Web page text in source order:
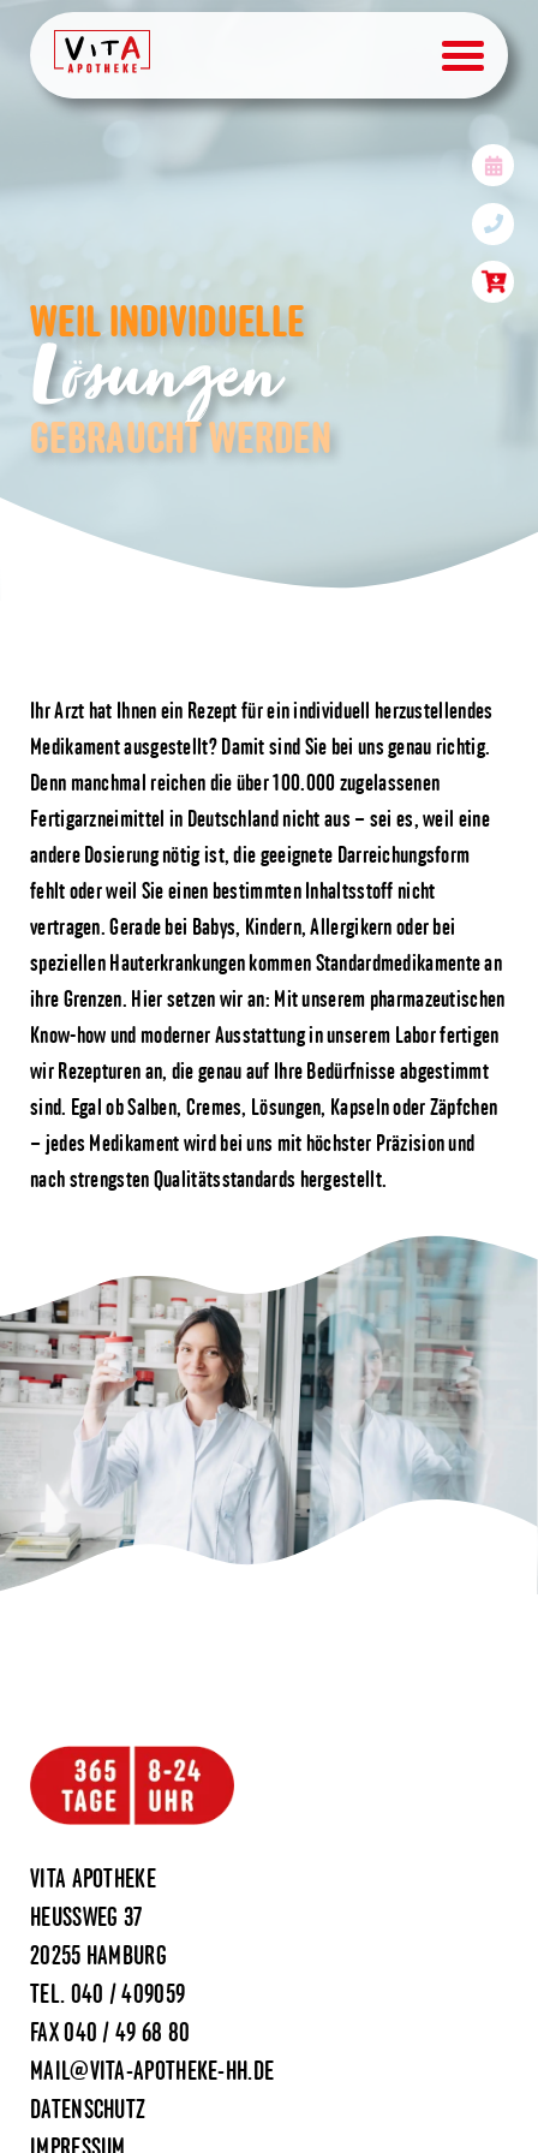
Individuelle Rezepturen
WEIL INDIVIDUELLE
Lösungen
GEBRAUCHT WERDEN
Ihr Arzt hat Ihnen ein Rezept für ein individuell herzustellendes
Medikament ausgestellt? Damit sind Sie bei uns genau richtig.
Denn manchmal reichen die über 100.000 zugelassenen
Fertigarzneimittel in Deutschland nicht aus – sei es, weil eine
andere Dosierung nötig ist, die geeignete Darreichungsform
fehlt oder weil Sie einen bestimmten Inhaltsstoff nicht
vertragen. Gerade bei Babys, Kindern, Allergikern oder bei
speziellen Hauterkrankungen kommen Standardmedikamente an
ihre Grenzen. Hier setzen wir an: Mit unserem pharmazeutischen
Know-how und moderner Ausstattung in unserem Labor fertigen
wir Rezepturen an, die genau auf Ihre Bedürfnisse abgestimmt
sind. Egal ob Salben, Cremes, Lösungen, Kapseln oder Zäpfchen
– jedes Medikament wird bei uns mit höchster Präzision und
nach strengsten Qualitätsstandards hergestellt.
VITA APOTHEKE
HEUSSWEG 37
20255 HAMBURG
TEL. 040 / 409059
FAX 040 / 49 68 80
MAIL@VITA-APOTHEKE-HH.DE
DATENSCHUTZ